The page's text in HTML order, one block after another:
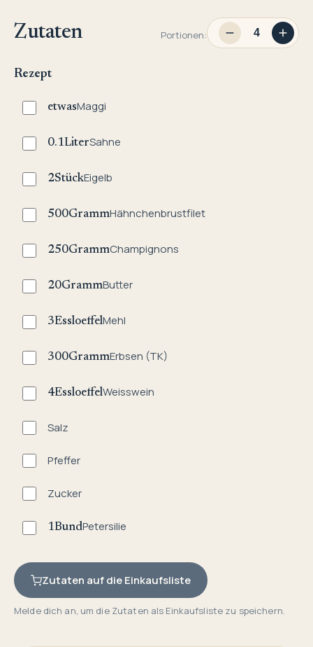
Zutaten Portionen:
Rezept
etwasMaggi
0.1LiterSahne
2StückEigelb
500GrammHähnchenbrustfilet
250GrammChampignons
20GrammButter
3EssloeffelMehl
300GrammErbsen (TK)
4EssloeffelWeisswein
Salz
Pfeffer
Zucker
1BundPetersilie
Zutaten auf die Einkaufsliste
Melde dich an, um die Zutaten als Einkaufsliste zu speichern.